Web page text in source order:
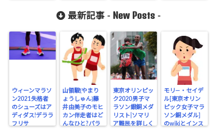
最新記事 - New Posts -
ウィーンマラソ
ン2021失格者
のシューズはア
ディダス!デララ
フリサ
山領駿(やまり
ょうしゅん)藤
井由美子のモヒ
カン伴走者はど
んなひと?パラ
東京オリンピッ
ク2020男子マ
ラソン銀銅メダ
リスト|ソマリ
ア難民を詳しく
モリ―・セイデ
ル[東京オリン
ピック女子マラ
ソン銅メダル]
のwikiとインス